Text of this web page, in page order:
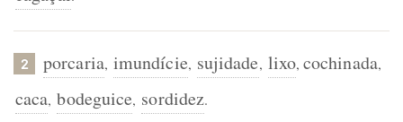
2 porcaria, imundície, sujidade, lixo, cochinada,
caca, bodeguice, sordidez.